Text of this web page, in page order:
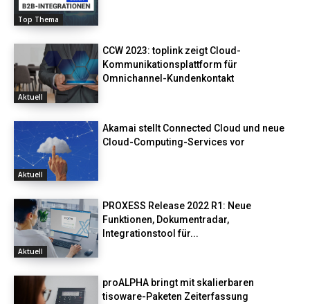
Top Thema
Aktuell
CCW 2023: toplink zeigt Cloud-
Kommunikationsplattform für
Omnichannel-Kundenkontakt
Aktuell
Akamai stellt Connected Cloud und neue
Cloud-Computing-Services vor
Aktuell
PROXESS Release 2022 R1: Neue
Funktionen, Dokumentradar,
Integrationstool für...
proALPHA bringt mit skalierbaren
tisoware-Paketen Zeiterfassung